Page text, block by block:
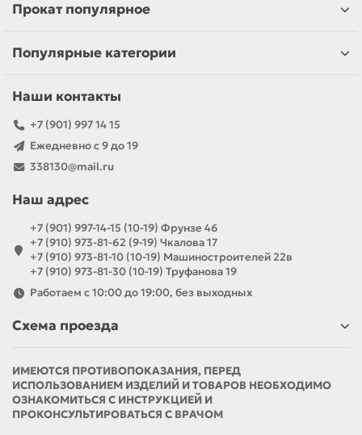
Прокат популярное
Популярные категории
Наши контакты
+7 (901) 997 14 15
Ежедневно с 9 до 19
338130@mail.ru
Наш адрес
+7 (901) 997-14-15 (10-19) Фрунзе 46
+7 (910) 973-81-62 (9-19) Чкалова 17
+7 (910) 973-81-10 (10-19) Машиностроителей 22в
+7 (910) 973-81-30 (10-19) Труфанова 19
Работаем с 10:00 до 19:00, без выходных
Схема проезда
ИМЕЮТСЯ ПРОТИВОПОКАЗАНИЯ, ПЕРЕД
ИСПОЛЬЗОВАНИЕМ ИЗДЕЛИЙ И ТОВАРОВ НЕОБХОДИМО
ОЗНАКОМИТЬСЯ С ИНСТРУКЦИЕЙ И
ПРОКОНСУЛЬТИРОВАТЬСЯ С ВРАЧОМ